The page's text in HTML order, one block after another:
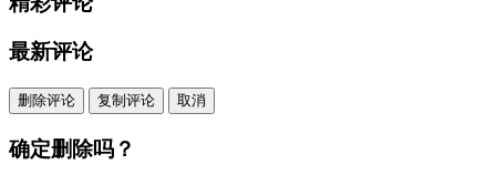
最新评论
删除评论 复制评论 取消
确定删除吗？